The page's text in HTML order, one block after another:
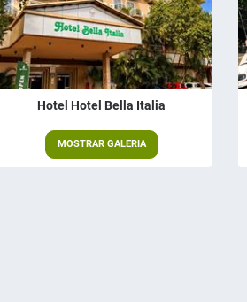
Hotel Hotel Bella Italia
MOSTRAR GALERIA